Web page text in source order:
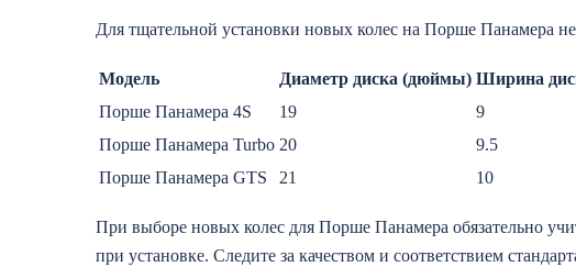
Для тщательной установки новых колес на Порше Панамера
Модель Диаметр диска (дюймы) Ширина
Порше Панамера 4S
19 9
Порше Панамера Turbo 20 9.5
Порше Панамера GTS
21 10
При выборе новых колес для Порше Панамера обязательно
при установке. Следите за качеством и соответствием